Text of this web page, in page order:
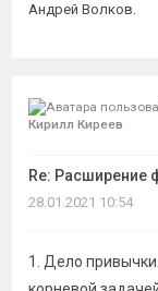
Андрей Волков.
Кирилл Киреев
Re: Расширение
28.01.2021 10:54
1. Дело